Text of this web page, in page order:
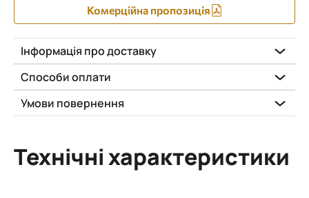
Комерційна пропозиція
Інформація про доставку
Способи оплати
Умови повернення
Технічні характеристики